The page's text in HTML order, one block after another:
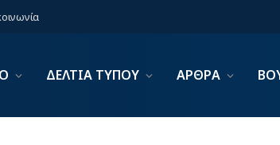
ΔΕΛΤΙΑ ΤΥΠΟΥ ΑΡΘΡΑ